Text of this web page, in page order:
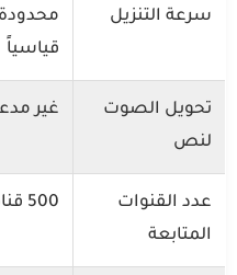
سرعة التنزيل
محدودة
قياسياً
تحويل الصوت
لنص
غير
عدد القنوات
المتابعة
500 قناة